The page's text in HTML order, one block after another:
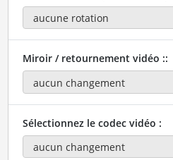
Miroir / retournement vidéo ::
Sélectionnez le codec vidéo :